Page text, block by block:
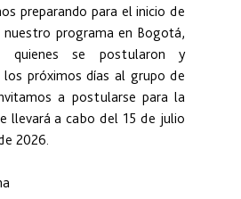
preparando para el inicio de
programa en Bogotá,
quienes se postularon y
los próximos días al grupo de
a postularse para la
llevará a cabo del 15 de julio
2026.